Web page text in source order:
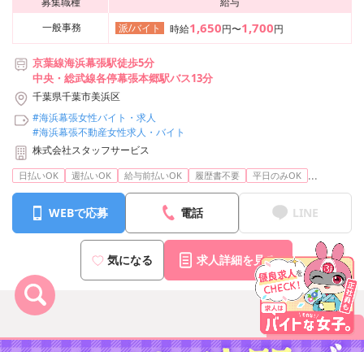
一般事務
派/バイト 時給1,650円〜1,700円
京葉線海浜幕張駅徒歩5分
中央・総武線各停幕張本郷駅バス13分
千葉県千葉市美浜区
#海浜幕張女性バイト・求人
#海浜幕張不動産女性求人・バイト
株式会社スタッフサービス
日払いOK 週払いOK 給与前払いOK 履歴書不要 平日のみOK ...
WEBで応募 電話 LINE
気になる 求人詳細を見る
まとめて応募